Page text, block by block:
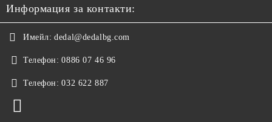
Информация за контакти:
Имейл: dedal@dedalbg.com
Телефон: 0886 07 46 96
Телефон: 032 622 887